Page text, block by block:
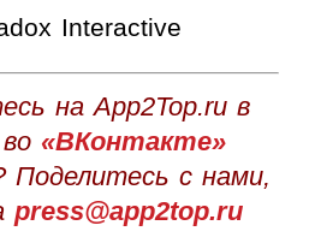
Interactive
на App2Top.ru в
«ВКонтакте»
Поделитесь с нами,
press@app2top.ru